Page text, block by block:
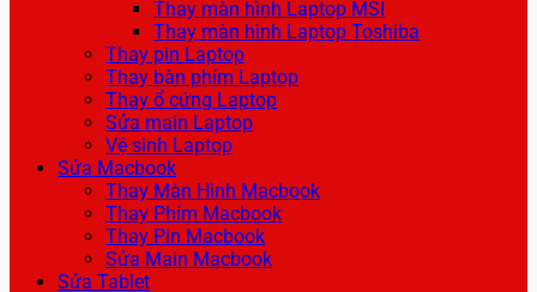
Thay màn hình Laptop MSI
Thay màn hình Laptop Toshiba
Thay pin Laptop
Thay bàn phím Laptop
Thay ổ cứng Laptop
Sửa main Laptop
Vệ sinh Laptop
Sửa Macbook
Thay Màn Hình Macbook
Thay Phím Macbook
Thay Pin Macbook
Sửa Main Macbook
Sửa Tablet